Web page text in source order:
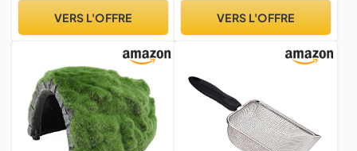
Alimentation Pratique pour
VERS L'OFFRE VERS L'OFFRE